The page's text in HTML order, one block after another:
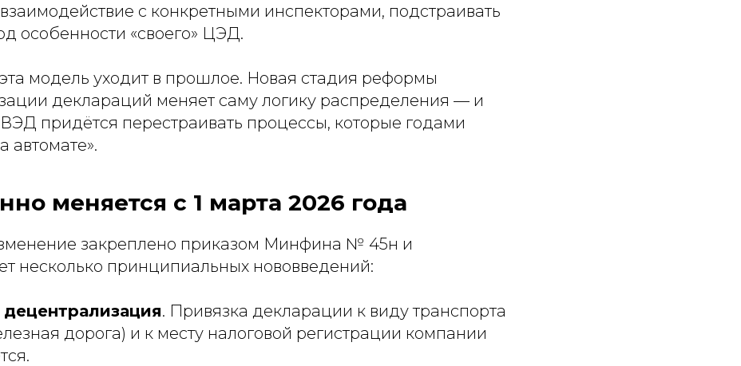
с конкретными инспекторами, подстраивать
особенности «своего» ЦЭД.
модель уходит в прошлое. Новая стадия реформы
деклараций меняет саму логику распределения — и
придётся перестраивать процессы, которые годами
автомате».
меняется с 1 марта 2026 года
закреплено приказом Минфина № 45н и
несколько принципиальных нововведений:
. Привязка декларации к виду транспорта
дорога) и к месту налоговой регистрации компании